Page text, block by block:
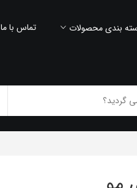
بندی محصولات تماس با ما